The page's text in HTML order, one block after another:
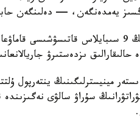
يەمدەنگەن، — دەلىنگەن
وسى ورايدا، قىلمىستىق توپتىڭ 9 سىبايلاس
حالىقارالىق ىزدەستىرۋ
مينيسترلىگىنىڭ ينتەرپول
سۇراۋ سالۋى